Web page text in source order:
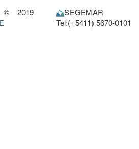
© 2019
SEGEMAR
Tel:(+5411) 5670-0101